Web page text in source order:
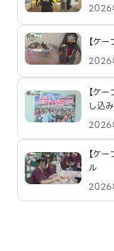
2026
【ケ
2026
【ケ
し込
2026
【ケ
ル
2026